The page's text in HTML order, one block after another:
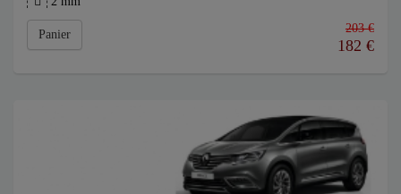
Panier 203 €
182 €